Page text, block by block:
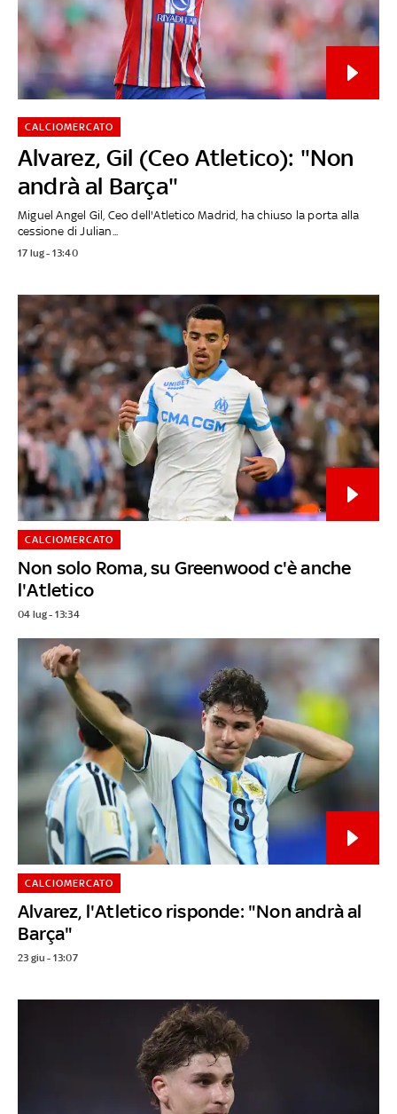
Alvarez, Gil (Ceo Atletico): "Non
andrà al Barça"
CALCIOMERCATO
Miguel Angel Gil, Ceo dell'Atletico Madrid, ha chiuso la porta alla
cessione di Julian...
17 lug - 13:40
Non solo Roma, su Greenwood c'è anche
l'Atletico
CALCIOMERCATO
04 lug - 13:34
Alvarez, l'Atletico risponde: "Non andrà al
Barça"
CALCIOMERCATO
23 giu - 13:07